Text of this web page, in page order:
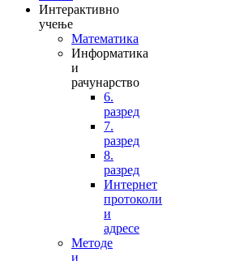
Интерактивно
учење
Математика
Информатика
и
рачунарство
6.
разред
7.
разред
8.
разред
Интернет
протоколи
и
адресе
Методе
и